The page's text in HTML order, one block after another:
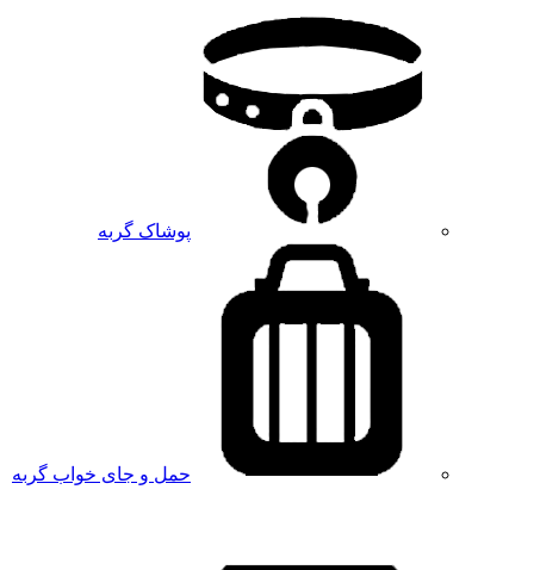
پوشاک گربه
حمل و جای خواب گربه